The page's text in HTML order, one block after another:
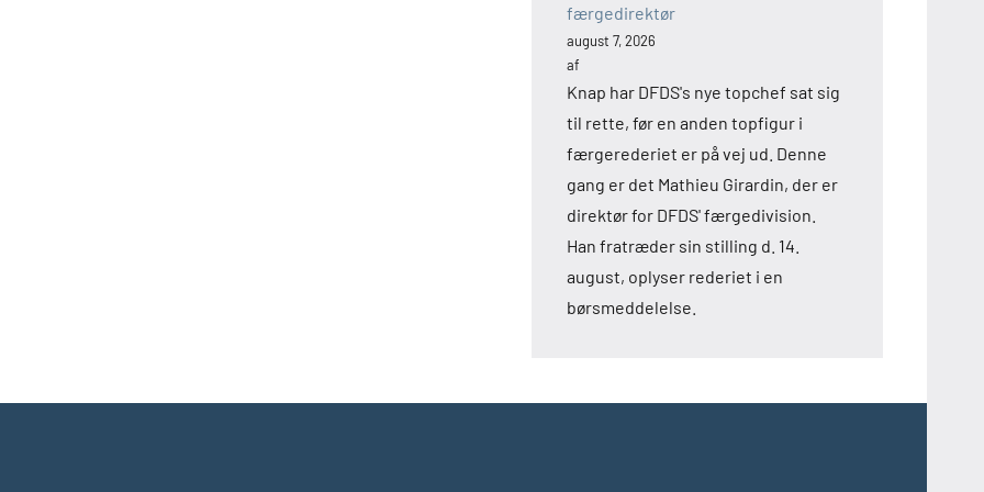
færgedirektør
august 7, 2026
af
Knap har DFDS's nye topchef sat sig
til rette, før en anden topfigur i
færgerederiet er på vej ud. Denne
gang er det Mathieu Girardin, der er
direktør for DFDS' færgedivision.
Han fratræder sin stilling d. 14.
august, oplyser rederiet i en
børsmeddelelse.